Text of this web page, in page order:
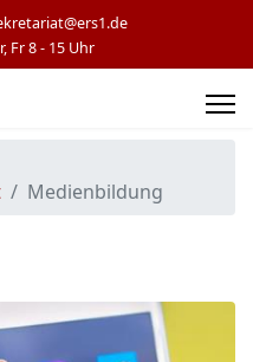
Fr 8 - 15 Uhr
Medienbildung